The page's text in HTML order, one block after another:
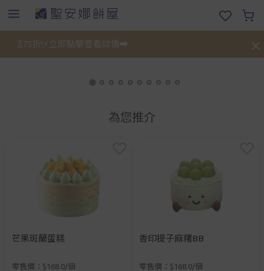
至75折!⚡立即點擊查看詳情➡️ 禮
為您推介
芒果斑蘭蛋糕
零售價：$168.0/個
香印提子麻糬BB
零售價：$168.0/個